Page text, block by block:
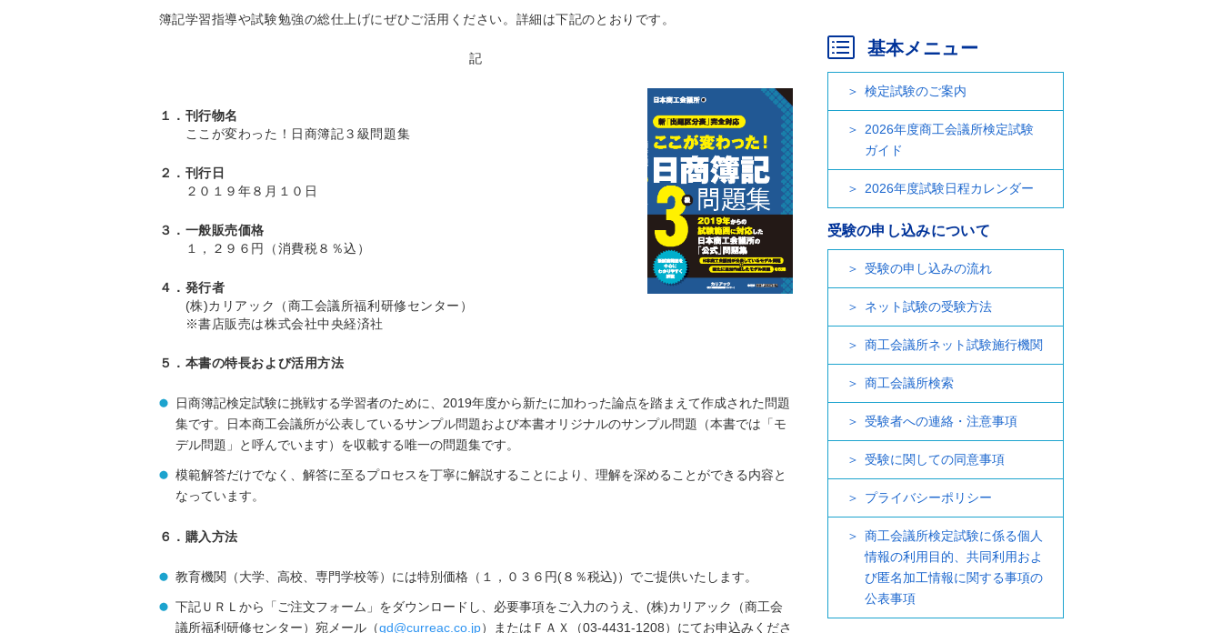
簿記学習指導や試験勉強の総仕上げにぜひご活用ください。詳細は下記のとおりです。
記
１．刊行物名
ここが変わった！日商簿記３級問題集
２．刊行日
２０１９年８月１０日
３．一般販売価格
１，２９６円（消費税８％込）
４．発行者
(株)カリアック（商工会議所福利研修センター）
※書店販売は株式会社中央経済社
５．本書の特長および活用方法
日商簿記検定試験に挑戦する学習者のために、2019年度から新たに加わった論点を踏まえて作成された問題
集です。日本商工会議所が公表しているサンプル問題および本書オリジナルのサンプル問題（本書では「モ
デル問題」と呼んでいます）を収載する唯一の問題集です。
模範解答だけでなく、解答に至るプロセスを丁寧に解説することにより、理解を深めることができる内容と
なっています。
６．購入方法
教育機関（大学、高校、専門学校等）には特別価格（１，０３６円(８％税込)）でご提供いたします。
下記ＵＲＬから「ご注文フォーム」をダウンロードし、必要事項をご入力のうえ、(株)カリアック（商工会
議所福利研修センター）宛メール（gd@curreac.co.jp）またはＦＡＸ（03-4431-1208）にてお申込みくださ
基本メニュー
検定試験のご案内
2026年度商工会議所検定試験
ガイド
2026年度試験日程カレンダー
受験の申し込みについて
受験の申し込みの流れ
ネット試験の受験方法
商工会議所ネット試験施行機関
商工会議所検索
受験者への連絡・注意事項
受験に関しての同意事項
プライバシーポリシー
商工会議所検定試験に係る個人
情報の利用目的、共同利用およ
び匿名加工情報に関する事項の
公表事項